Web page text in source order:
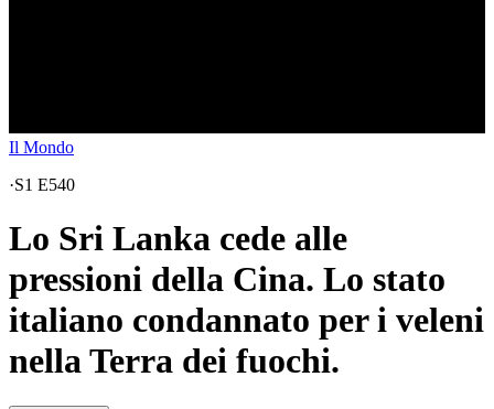
Il Mondo
·S1 E540
Lo Sri Lanka cede alle
pressioni della Cina. Lo stato
italiano condannato per i veleni
nella Terra dei fuochi.